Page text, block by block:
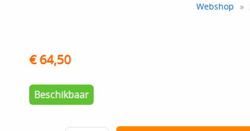
Webshop »
€ 64,50
Beschikbaar